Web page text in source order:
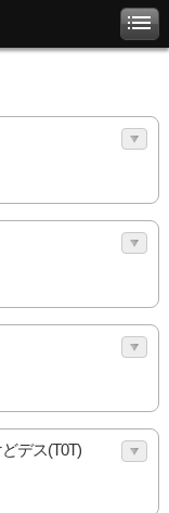
デス(T0T)